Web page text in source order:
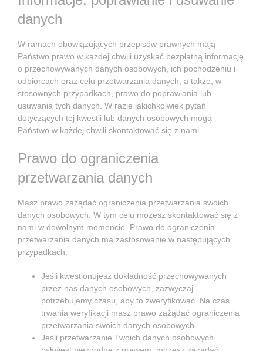
danych
W ramach obowiązujących przepisów prawnych mają
Państwo prawo w każdej chwili uzyskać bezpłatną informację
o przechowywanych danych osobowych, ich pochodzeniu i
odbiorcach oraz celu przetwarzania danych, a także, w
stosownych przypadkach, prawo do poprawiania lub
usuwania tych danych. W razie jakichkolwiek pytań
dotyczących tej kwestii lub danych osobowych mogą
Państwo w każdej chwili skontaktować się z nami.
Prawo do ograniczenia
przetwarzania danych
Masz prawo zażądać ograniczenia przetwarzania swoich
danych osobowych. W tym celu możesz skontaktować się z
nami w dowolnym momencie. Prawo do ograniczenia
przetwarzania danych ma zastosowanie w następujących
przypadkach:
Jeśli kwestionujesz dokładność przechowywanych
przez nas danych osobowych, zazwyczaj
potrzebujemy czasu, aby to zweryfikować. Na czas
trwania weryfikacji masz prawo zażądać ograniczenia
przetwarzania swoich danych osobowych.
Jeśli przetwarzanie Twoich danych osobowych